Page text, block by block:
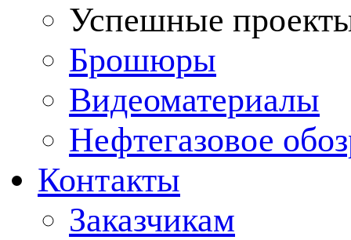
Успешные
Брошюры
Видеоматериалы
Нефтегазовое
Контакты
Заказчикам